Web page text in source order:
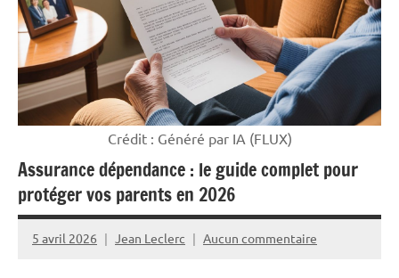
Crédit : Généré par IA (FLUX)
Assurance dépendance : le guide complet pour
protéger vos parents en 2026
5 avril 2026 Jean Leclerc Aucun commentaire